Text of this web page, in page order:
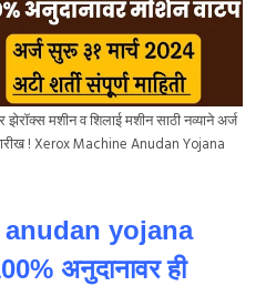
झेरॉक्स मशीन व शिलाई मशीन साठी नव्याने अर्ज
! Xerox Machine Anudan Yojana
yojana
अनुदानावर ही